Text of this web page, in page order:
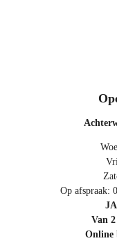
Op afspraak:
Van
Online